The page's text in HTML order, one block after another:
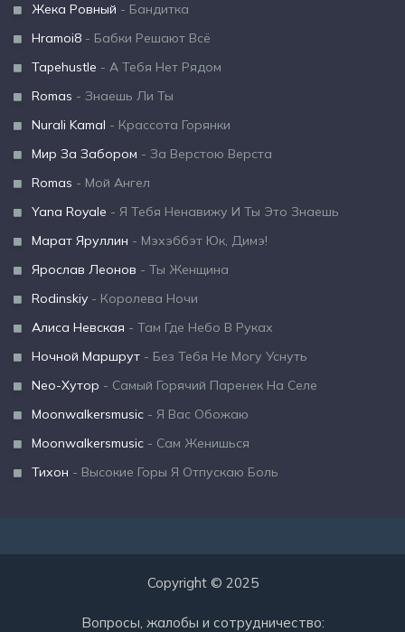
Жека Ровный - Бандитка
Hramoi8 - Бабки Решают Всё
Tapehustle - А Тебя Нет Рядом
Romas - Знаешь Ли Ты
Nurali Kamal - Крассота Горянки
Мир За Забором - За Верстою Верста
Romas - Мой Ангел
Yana Royale - Я Тебя Ненавижу И Ты Это Знаешь
Марат Яруллин - Мэхэббэт Юк, Димэ!
Ярослав Леонов - Ты Женщина
Rodinskiy - Королева Ночи
Алиса Невская - Там Где Небо В Руках
Ночной Маршрут - Без Тебя Не Могу Уснуть
Neo-Хутор - Самый Горячий Паренек На Селе
Moonwalkersmusic - Я Вас Обожаю
Moonwalkersmusic - Сам Женишься
Тихон - Высокие Горы Я Отпускаю Боль
Copyright © 2025
Вопросы, жалобы и сотрудничество: